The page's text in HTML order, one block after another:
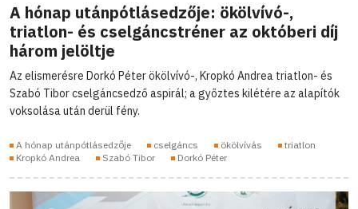
A hónap utánpótlásedzője: ökölvívó-,
triatlon- és cselgáncstréner az októberi díj
három jelöltje
Az elismerésre Dorkó Péter ökölvívó-, Kropkó Andrea triatlon- és
Szabó Tibor cselgáncsedző aspirál; a győztes kilétére az alapítók
voksolása után derül fény.
A hónap utánpótlásedzője cselgáncs ökölvívás
triatlon
Kropkó Andrea
Szabó Tibor Dorkó Péter